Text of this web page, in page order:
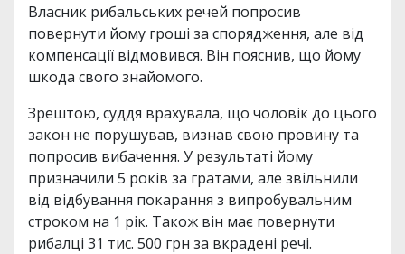
Власник рибальських речей попросив
повернути йому гроші за спорядження, але від
компенсації відмовився. Він пояснив, що йому
шкода свого знайомого.
Зрештою, суддя врахувала, що чоловік до цього
закон не порушував, визнав свою провину та
попросив вибачення. У результаті йому
призначили 5 років за гратами, але звільнили
від відбування покарання з випробувальним
строком на 1 рік. Також він має повернути
рибалці 31 тис. 500 грн за вкрадені речі.